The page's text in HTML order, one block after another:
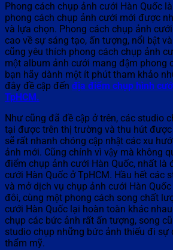
Phong cách chụp ảnh cưới Hàn Quốc
phong cách chụp ảnh cưới mới được
và lựa chọn. Phong cách chụp ảnh
cao về sự sáng tạo, ấn tượng, nổi bật
cũng yêu thích phong cách chụp ảnh
một album ảnh cưới mang đậm phong
bạn hãy dành một ít phút tham khảo
đây đề cập đến địa điểm chụp hình
TpHCM.
Như cũng đã đề cập ở trên, các studio
tại được trên thị trường và thu hút
sẽ rất nhanh chóng cập nhật các xu
ảnh mới. Cũng chính vì vậy mà không
điểm chụp ảnh cưới Hàn Quốc, nhất là
cưới Hàn Quốc ở TpHCM. Hầu hết các
và mở dịch vụ chụp ảnh cưới Hàn
đôi, cùng một phong cách song chất
cưới Hàn Quốc lại hoàn toàn khác
chụp các bức ảnh rất ấn tượng, song
studio chụp những bức ảnh thiếu đi sự
thẩm mỹ.